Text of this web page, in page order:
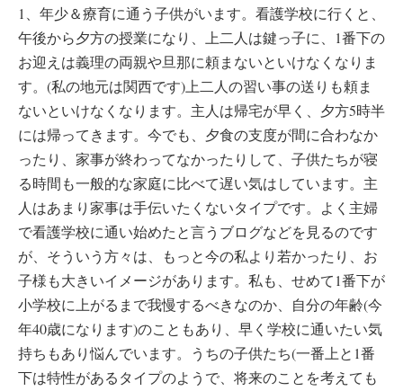
1、年少＆療育に通う子供がいます。看護学校に行くと、
午後から夕方の授業になり、上二人は鍵っ子に、1番下の
お迎えは義理の両親や旦那に頼まないといけなくなりま
す。(私の地元は関西です)上二人の習い事の送りも頼ま
ないといけなくなります。主人は帰宅が早く、夕方5時半
には帰ってきます。今でも、夕食の支度が間に合わなか
ったり、家事が終わってなかったりして、子供たちが寝
る時間も一般的な家庭に比べて遅い気はしています。主
人はあまり家事は手伝いたくないタイプです。よく主婦
で看護学校に通い始めたと言うブログなどを見るのです
が、そういう方々は、もっと今の私より若かったり、お
子様も大きいイメージがあります。私も、せめて1番下が
小学校に上がるまで我慢するべきなのか、自分の年齢(今
年40歳になります)のこともあり、早く学校に通いたい気
持ちもあり悩んでいます。うちの子供たち(一番上と1番
下は特性があるタイプのようで、将来のことを考えても